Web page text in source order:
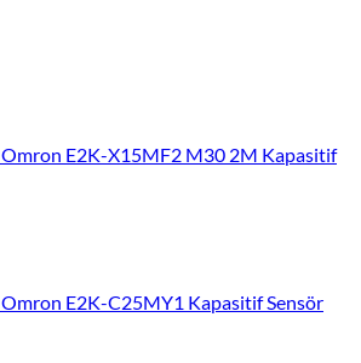
Omron E2K-X15MF2 M30 2M Kapasitif
Omron E2K-C25MY1 Kapasitif Sensör